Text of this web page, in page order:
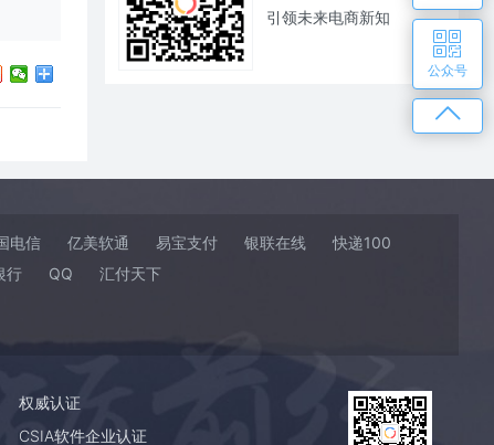
引领未来电商新知
电信 亿美软通 易宝支付 银联在线
快递100
行 QQ 汇付天下
权威认证
CSIA软件企业认证
公众号